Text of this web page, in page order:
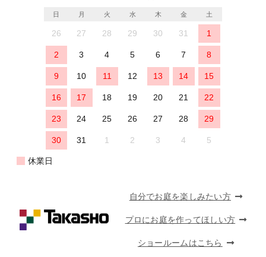
日 月 火 水 木 金 土
26 27 28 29 30 31 1
2 3 4 5 6 7 8
9 10 11 12 13 14 15
16 17 18 19 20 21 22
23 24 25 26 27 28 29
30 31 1 2 3 4 5
休業日
自分でお庭を楽しみたい方
プロにお庭を作ってほしい方
ショールームはこちら